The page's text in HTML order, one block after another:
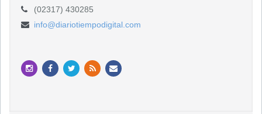
(02317) 430285
info@diariotiempodigital.com